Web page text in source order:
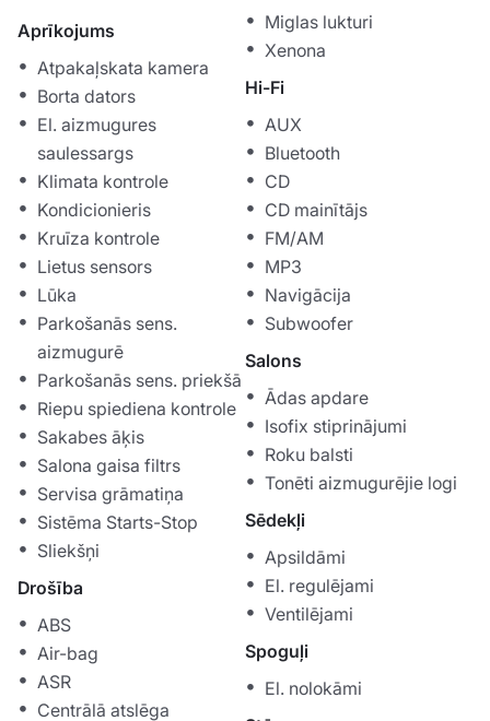
Aprīkojums
Atpakaļskata kamera
Borta dators
El. aizmugures
saulessargs
Klimata kontrole
Kondicionieris
Kruīza kontrole
Lietus sensors
Lūka
Parkošanās sens.
aizmugurē
Parkošanās sens. priekšā
Riepu spiediena kontrole
Sakabes āķis
Salona gaisa filtrs
Servisa grāmatiņa
Sistēma Starts-Stop
Sliekšņi
Drošība
ABS
Air-bag
ASR
Centrālā atslēga
Miglas lukturi
Xenona
Hi-Fi
AUX
Bluetooth
CD
CD mainītājs
FM/AM
MP3
Navigācija
Subwoofer
Salons
Ādas apdare
Isofix stiprinājumi
Roku balsti
Tonēti aizmugurējie logi
Sēdekļi
Apsildāmi
El. regulējami
Ventilējami
Spoguļi
El. nolokāmi